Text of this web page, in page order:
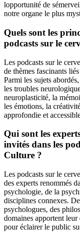
lopportunité de
notre organe le plus
Quels sont les
podcasts sur le
Les podcasts sur le
de thèmes fascinants
Parmi les sujets
les troubles
neuroplasticité, la
les émotions, la
approfondie et
Qui sont les
invités dans les
Culture ?
Les podcasts sur le
des experts renommés
psychologie, de la
disciplines connexes.
psychologues, des
domaines apportent leur
pour éclairer le public